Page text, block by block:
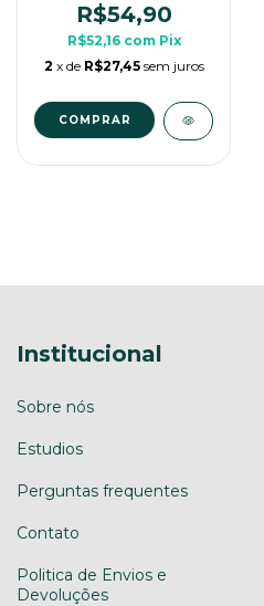
de Mesa
R$54,90
R$52,16 com Pix
2 x de R$27,45 sem juros
Institucional
Sobre nós
Estudios
Perguntas frequentes
Contato
Politica de Envios e
Devoluções